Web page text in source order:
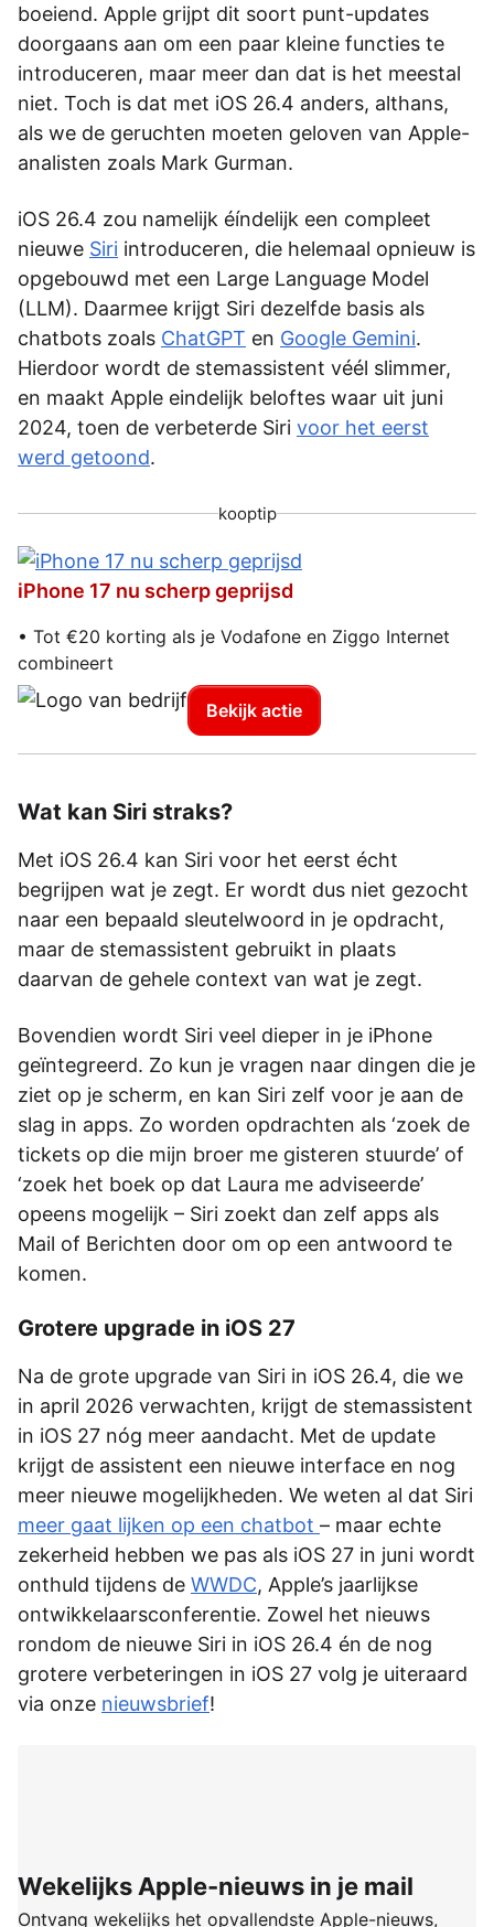
boeiend. Apple grijpt dit soort punt-updates
doorgaans aan om een paar kleine functies te
introduceren, maar meer dan dat is het meestal
niet. Toch is dat met iOS 26.4 anders, althans,
als we de geruchten moeten geloven van Apple-
analisten zoals Mark Gurman.
iOS 26.4 zou namelijk éíndelijk een compleet
nieuwe Siri introduceren, die helemaal opnieuw is
opgebouwd met een Large Language Model
(LLM). Daarmee krijgt Siri dezelfde basis als
chatbots zoals ChatGPT en Google Gemini.
Hierdoor wordt de stemassistent véél slimmer,
en maakt Apple eindelijk beloftes waar uit juni
2024, toen de verbeterde Siri voor het eerst
werd getoond.
kooptip
iPhone 17 nu scherp geprijsd
• Tot €20 korting als je Vodafone en Ziggo Internet
combineert
Bekijk actie
Wat kan Siri straks?
Met iOS 26.4 kan Siri voor het eerst écht
begrijpen wat je zegt. Er wordt dus niet gezocht
naar een bepaald sleutelwoord in je opdracht,
maar de stemassistent gebruikt in plaats
daarvan de gehele context van wat je zegt.
Bovendien wordt Siri veel dieper in je iPhone
geïntegreerd. Zo kun je vragen naar dingen die je
ziet op je scherm, en kan Siri zelf voor je aan de
slag in apps. Zo worden opdrachten als ‘zoek de
tickets op die mijn broer me gisteren stuurde’ of
‘zoek het boek op dat Laura me adviseerde’
opeens mogelijk – Siri zoekt dan zelf apps als
Mail of Berichten door om op een antwoord te
komen.
Grotere upgrade in iOS 27
Na de grote upgrade van Siri in iOS 26.4, die we
in april 2026 verwachten, krijgt de stemassistent
in iOS 27 nóg meer aandacht. Met de update
krijgt de assistent een nieuwe interface en nog
meer nieuwe mogelijkheden. We weten al dat Siri
meer gaat lijken op een chatbot – maar echte
zekerheid hebben we pas als iOS 27 in juni wordt
onthuld tijdens de WWDC, Apple’s jaarlijkse
ontwikkelaarsconferentie. Zowel het nieuws
rondom de nieuwe Siri in iOS 26.4 én de nog
grotere verbeteringen in iOS 27 volg je uiteraard
via onze nieuwsbrief!
Wekelijks Apple-nieuws in je mail
Ontvang wekelijks het opvallendste Apple-nieuws,